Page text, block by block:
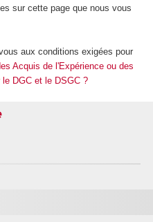
sur cette page que nous vous
aux conditions exigées pour
Acquis de l'Expérience ou des
DGC et le DSGC ?